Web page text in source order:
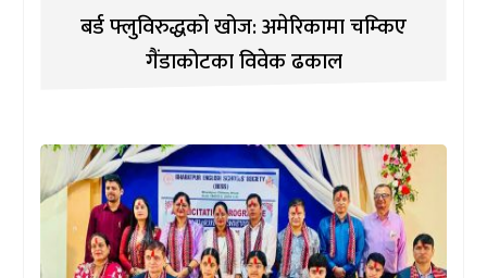
बर्ड फ्लुविरुद्धको खोज: अमेरिकामा चम्किए
गैंडाकोटका विवेक ढकाल